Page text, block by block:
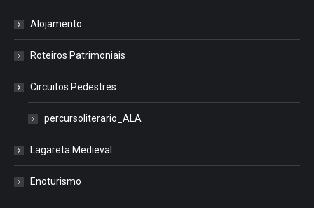
Alojamento
Roteiros Patrimoniais
Circuitos Pedestres
percursoliterario_ALA
Lagareta Medieval
Enoturismo